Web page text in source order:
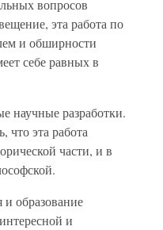
вопросов
эта работа по
и обширности
себе равных в
научные разработки.
что эта работа
части, и в
и образование
и